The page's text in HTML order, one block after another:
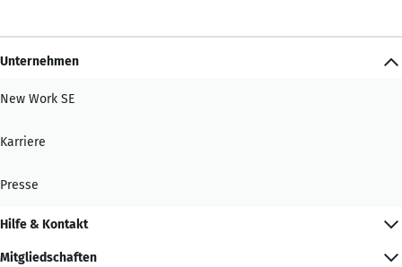
Unternehmen
New Work SE
Karriere
Presse
Hilfe & Kontakt
Mitgliedschaften